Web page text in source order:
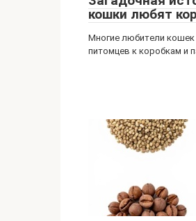
кошки любят
Многие любители кошек
питомцев к коробкам и